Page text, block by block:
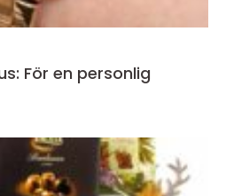
För en personlig